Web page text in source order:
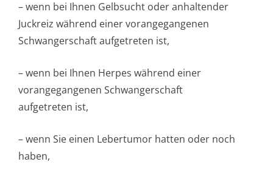
– wenn bei Ihnen Gelbsucht oder anhaltender
Juckreiz während einer vorangegangenen
Schwangerschaft aufgetreten ist,
– wenn bei Ihnen Herpes während einer
vorangegangenen Schwangerschaft
aufgetreten ist,
– wenn Sie einen Lebertumor hatten oder noch
haben,